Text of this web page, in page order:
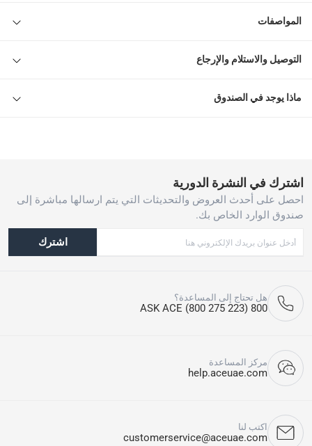
1 عربة تسخين الطعام وولف باور WPS6232GO 68 × 93 × 45 سم
المواصفات
التوصيل والاستلام والإرجاع
ماذا يوجد في الصندوق
اشترك في النشرة الدورية
احصل على أحدث العروض والتحديثات التي يتم ارسالها مباشرة إلى
صندوق الوارد الخاص بك.
اشترك
هل تحتاج إلى المساعدة؟
800 ASK ACE (800 275 223)
مركز المساعدة
help.aceuae.com
اكتب لنا
customerservice@aceuae.com